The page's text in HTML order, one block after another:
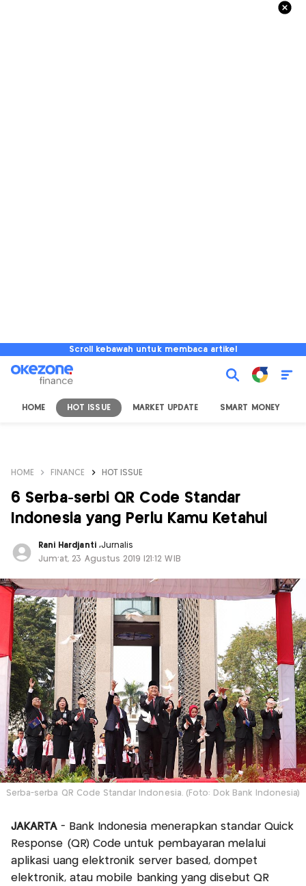
Scroll kebawah untuk membaca artikel
HOME HOT ISSUE MARKET UPDATE SMART MONEY
HOME FINANCE HOT ISSUE
6 Serba-serbi QR Code Standar
Indonesia yang Perlu Kamu Ketahui
Rani Hardjanti ,Jurnalis
Jum'at, 23 Agustus 2019 |21:12 WIB
Serba-serba QR Code Standar Indonesia. (Foto: Dok Bank Indonesia)
JAKARTA- Bank Indonesia menerapkan standar Quick
Response (QR) Code untuk pembayaran melalui
aplikasi uang elektronik server based, dompet
elektronik, atau mobile banking yang disebut QR